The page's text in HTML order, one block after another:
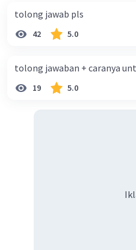
tolong jawab pls
42 5.0
tolong jawaban + caranya
19 5.0